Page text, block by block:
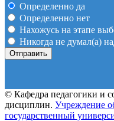
Определенно да
Определенно нет
Нахожусь на этапе
Никогда не думал(а)
© Кафедра педагогики и
дисциплин. Учреждение
государственный